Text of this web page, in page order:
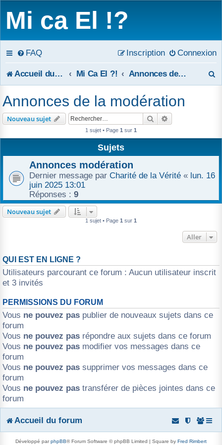
Mi ca El !?
FAQ Connexion
Inscription
Accueil du forum Mi Ca El ?! Annonces de la modération
h
r
Annonces de la modération
Nouveau sujet Rechercher
1 sujet • Page 1 sur 1
Sujets
Annonces modération
Dernier message par Charité de la Vérité « lun. 16
juin 2025 13:01
Réponses : 9
Nouveau sujet
1 sujet • Page 1 sur 1
Aller
QUI EST EN LIGNE ?
Utilisateurs parcourant ce forum : Aucun utilisateur inscrit
et 3 invités
PERMISSIONS DU FORUM
Vous ne pouvez pas publier de nouveaux sujets dans ce
forum
Vous ne pouvez pas répondre aux sujets dans ce forum
Vous ne pouvez pas modifier vos messages dans ce
forum
Vous ne pouvez pas supprimer vos messages dans ce
forum
Vous ne pouvez pas transférer de pièces jointes dans ce
forum
Accueil du forum
Développé parphpBB® Forum Software © phpBB Limited | Square by Fred Rimbert